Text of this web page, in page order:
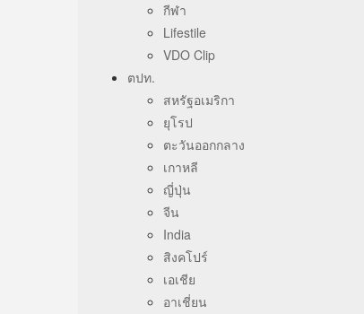
กีฬา
Lifestile
VDO Clip
ตปท.
สหรัฐอเมริกา
ยุโรป
ตะวันออกกลาง
เกาหลี
ญี่ปุ่น
จีน
India
สิงคโปร์
เอเชีย
อาเชี่ยน